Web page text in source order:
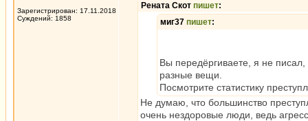
Зарегистрирован: 17.11.2018
Суждений: 1858
Рената Скот пишет:
миг37 пишет:
Вы передёргиваете, я не
разные вещи.
Посмотрите статистику
Не думаю, что большинство
очень нездоровые люди, ведь